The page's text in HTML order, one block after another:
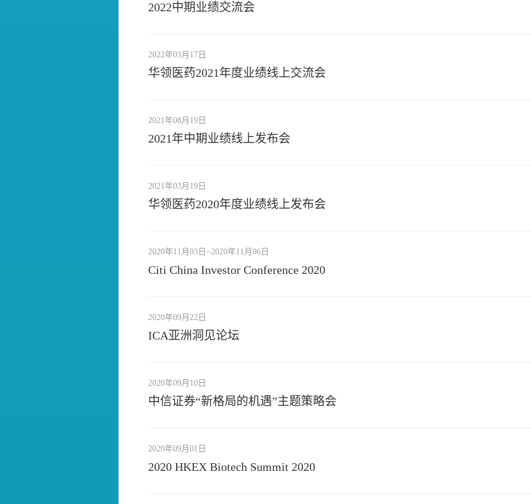
2022中期业绩交流会
2022年03月17日
华领医药2021年度业绩线上交流会
2021年08月19日
2021年中期业绩线上发布会
2021年03月19日
华领医药2020年度业绩线上发布会
2020年11月03日~2020年11月06日
Citi China Investor Conference 2020
2020年09月22日
ICA亚洲洞见论坛
2020年09月10日
中信证券“新格局的机遇”主题策略会
2020年09月01日
2020 HKEX Biotech Summit 2020